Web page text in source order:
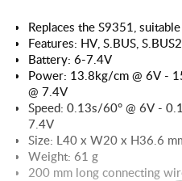
Replaces the S9351,
Features: HV, S.BUS,
Battery: 6-7.4V
Power: 13.8kg/cm @ 6V -
@ 7.4V
Speed: 0.13s/60° @ 6V -
7.4V
Size: L40 x W20 x H36.6
Weight: 61 g
200 mm long connecting